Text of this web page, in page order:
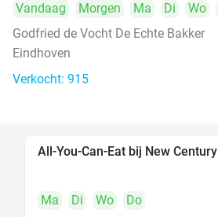
Vandaag Morgen Ma Di Wo
Godfried de Vocht De Echte Bakker
Eindhoven
Verkocht: 915
All-You-Can-Eat bij New Century
Ma Di Wo
Do